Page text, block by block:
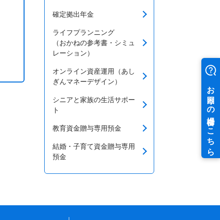
確定拠出年金
ライフプランニング
（おかねの参考書・シミュ
レーション）
オンライン資産運用（あし
ぎんマネーデザイン）
シニアと家族の生活サポー
ト
教育資金贈与専用預金
結婚・子育て資金贈与専用
預金